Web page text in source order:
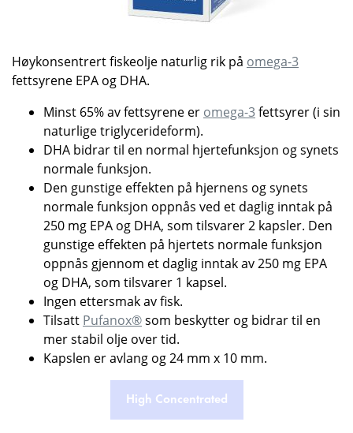
Høykonsentrert fiskeolje naturlig rik på omega-3
fettsyrene EPA og DHA.
Minst 65% av fettsyrene er omega-3fettsyrer (i sin
naturlige triglycerideform).
DHA bidrar til en normal hjertefunksjon og synets
normale funksjon.
Den gunstige effekten på hjernens og synets
normale funksjon oppnås ved et daglig inntak på
250 mg EPA og DHA, som tilsvarer 2 kapsler. Den
gunstige effekten på hjertets normale funksjon
oppnås gjennom et daglig inntak av 250 mg EPA
og DHA, som tilsvarer 1 kapsel.
Ingen ettersmak av fisk.
Tilsatt Pufanox®som beskytter og bidrar til en
mer stabil olje over tid.
Kapslen er avlang og 24 mm x 10 mm.
High Concentrated